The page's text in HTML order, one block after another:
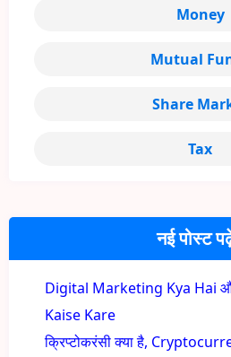
नई पोस्ट
Digital Marketing Kya Hai
Kaise Kare
क्रिप्टोकरंसी क्या है,
Money
Mutual
Share
Tax